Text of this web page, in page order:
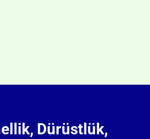
Dürüstlük,